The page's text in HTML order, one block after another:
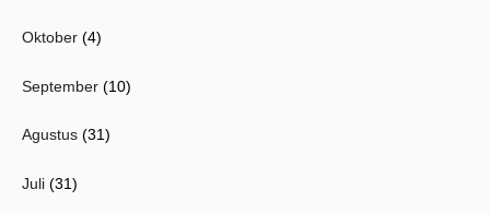
Oktober (4)
September (10)
Agustus (31)
Juli (31)